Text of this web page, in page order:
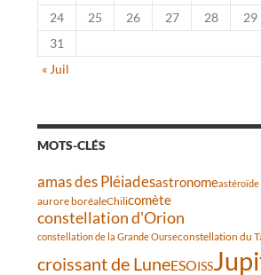
24
25 26 27 28 29
31
« Juil
MOTS-CLÉS
amas des Pléiadesastronomeastéroïde
aurore boréaleChilicomète
constellation d'Orion
constellation de la Grande Ourseconstellation du
croissant de LuneESOISS